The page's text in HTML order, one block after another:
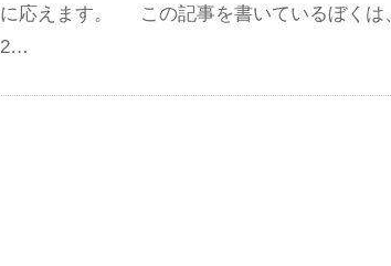
に応えます。 この記事を書いているぼくは
2…